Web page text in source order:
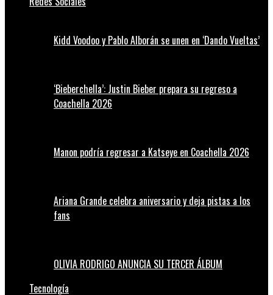
Kidd Voodoo y Pablo Alborán se unen en ‘Dando Vueltas’
‘Bieberchella’: Justin Bieber prepara su regreso a
Coachella 2026
Manon podría regresar a Katseye en Coachella 2026
Ariana Grande celebra aniversario y deja pistas a los
fans
OLIVIA RODRIGO ANUNCIA SU TERCER ÁLBUM
Tecnología